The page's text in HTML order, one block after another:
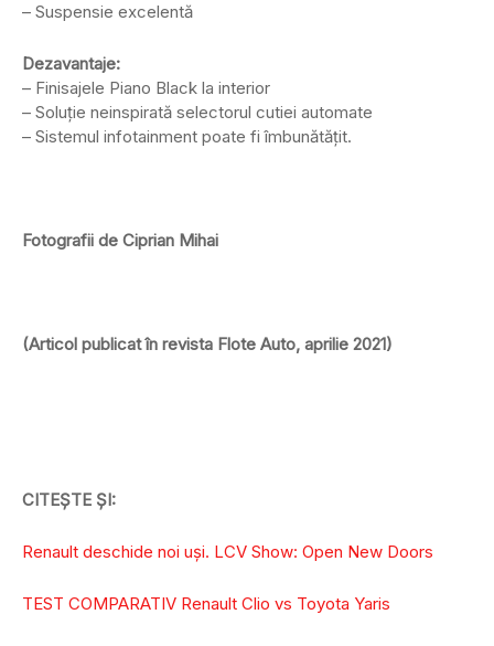
– Suspensie excelentă
Dezavantaje:
– Finisajele Piano Black la interior
– Soluție neinspirată selectorul cutiei automate
– Sistemul infotainment poate fi îmbunătățit.
Fotografii de Ciprian Mihai
(Articol publicat în revista Flote Auto, aprilie 2021)
CITEȘTE ȘI:
Renault deschide noi uși. LCV Show: Open New Doors
TEST COMPARATIV Renault Clio vs Toyota Yaris